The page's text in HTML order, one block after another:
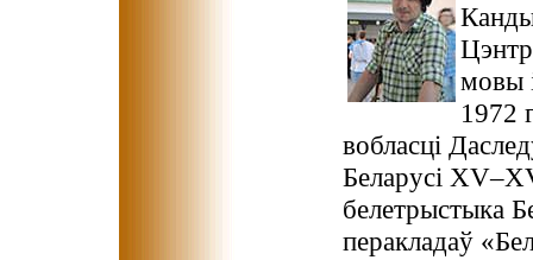
мовы
1972
вобласці
Беларусі
белетрыстыка
перакладаў